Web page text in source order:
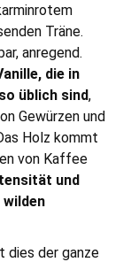
Träne.
anregend.
die in
üblich sind,
Gewürzen und
Holz kommt
von Kaffee
und
der ganze